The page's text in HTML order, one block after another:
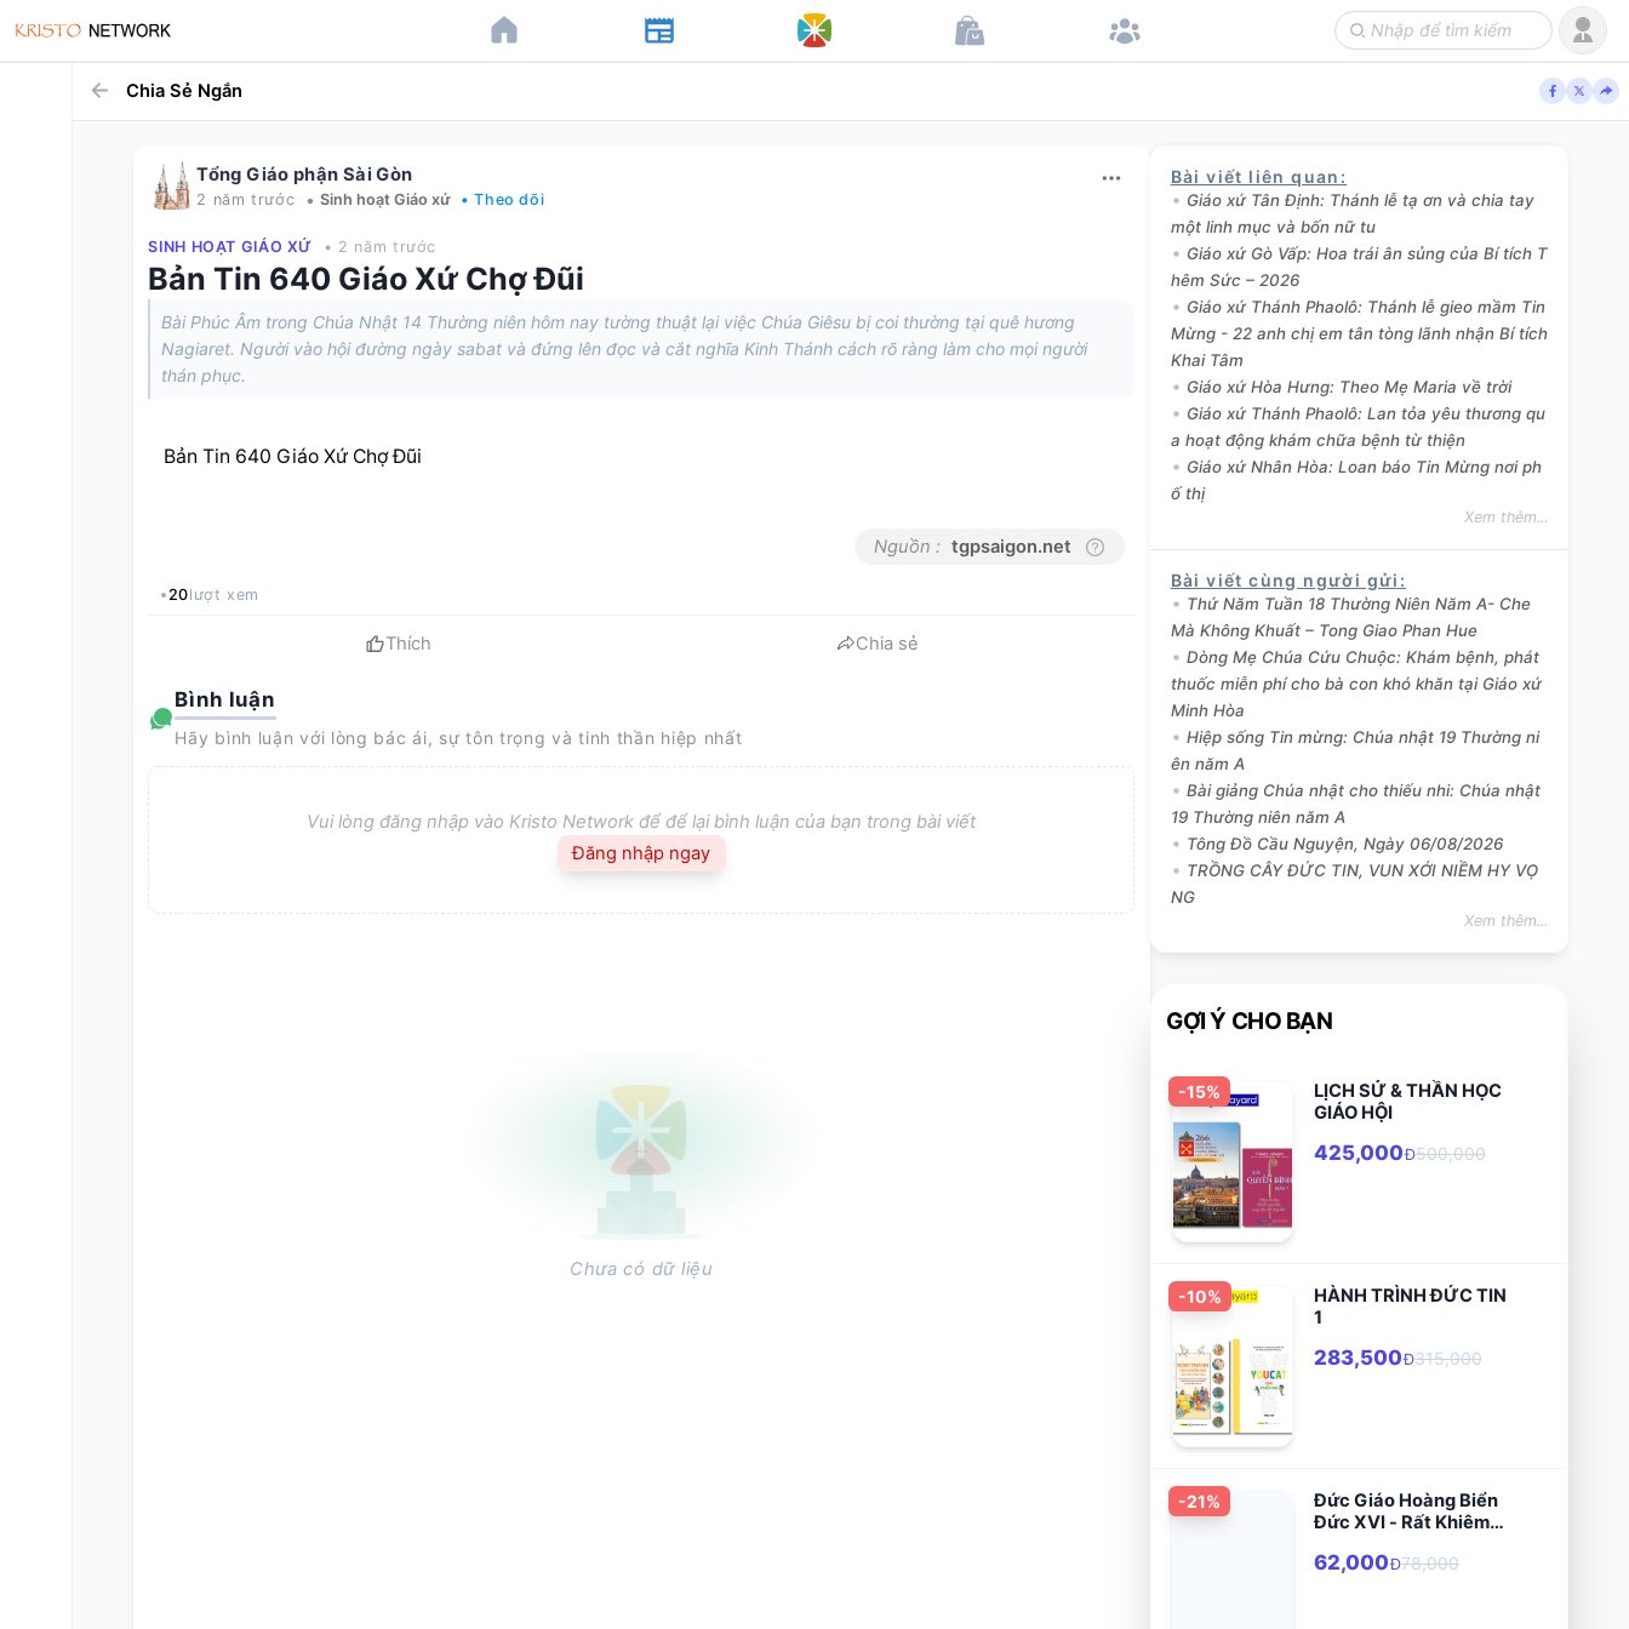
Chia Sẻ Ngắn
Tổng Giáo phận Sài Gòn
2 năm trước • Sinh hoạt Giáo xứ • Theo dõi
SINH HOẠT GIÁO XỨ • 2 năm trước
Bản Tin 640 Giáo Xứ Chợ Đũi
Bài Phúc Âm trong Chúa Nhật 14 Thường niên hôm nay tường thuật lại việc Chúa Giêsu bị coi thường tại quê hương
Nagiaret. Người vào hội đường ngày sabat và đứng lên đọc và cắt nghĩa Kinh Thánh cách rõ ràng làm cho mọi người
thán phục.
Bản Tin 640 Giáo Xứ Chợ Đũi
Nguồn : tgpsaigon.net
20lượt xem
Thích Chia sẻ
Bình luận
Hãy bình luận với lòng bác ái, sự tôn trọng và tinh thần hiệp nhất
Vui lòng đăng nhập vào Kristo Network để để lại bình luận của bạn trong bài viết
Đăng nhập ngay
Chưa có dữ liệu
Bài viết liên quan :
Giáo xứ Tân Định: Thánh lễ tạ ơn và chia tay
một linh mục và bốn nữ tu
Giáo xứ Gò Vấp: Hoa trái ân sủng của Bí tích T
hêm Sức – 2026
Giáo xứ Thánh Phaolô: Thánh lễ gieo mầm Tin
Mừng - 22 anh chị em tân tòng lãnh nhận Bí tích
Khai Tâm
Giáo xứ Hòa Hưng: Theo Mẹ Maria về trời
Giáo xứ Thánh Phaolô: Lan tỏa yêu thương qu
a hoạt động khám chữa bệnh từ thiện
Giáo xứ Nhân Hòa: Loan báo Tin Mừng nơi ph
ố thị
Xem thêm...
Bài viết cùng người gửi :
Thứ Năm Tuần 18 Thường Niên Năm A- Che
Mà Không Khuất – Tong Giao Phan Hue
Dòng Mẹ Chúa Cứu Chuộc: Khám bệnh, phát
thuốc miễn phí cho bà con khó khăn tại Giáo xứ
Minh Hòa
Hiệp sống Tin mừng: Chúa nhật 19 Thường ni
ên năm A
Bài giảng Chúa nhật cho thiếu nhi: Chúa nhật
19 Thường niên năm A
Tông Đồ Cầu Nguyện, Ngày 06/08/2026
TRỒNG CÂY ĐỨC TIN, VUN XỚI NIỀM HY VỌ
NG
Xem thêm...
GỢI Ý CHO BẠN
-15%
LỊCH SỬ & THẦN HỌC
GIÁO HỘI
425,000Đ500,000
-10%
HÀNH TRÌNH ĐỨC TIN
1
283,500Đ315,000
-21%
Đức Giáo Hoàng Biển
Đức XVI - Rất Khiêm
62,000Đ78,000